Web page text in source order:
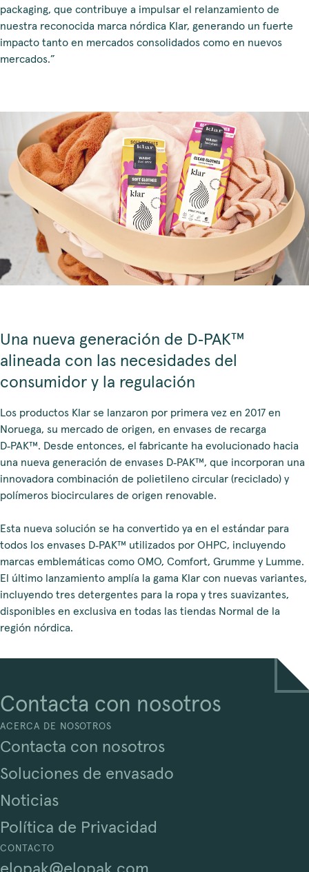
packaging, que contribuye a impulsar el relanzamiento de
nuestra reconocida marca nórdica Klar, generando un fuerte
impacto tanto en mercados consolidados como en nuevos
mercados.”
Una nueva generación de D‑PAK™
alineada con las necesidades del
consumidor y la regulación
Los productos Klar se lanzaron por primera vez en 2017 en
Noruega, su mercado de origen, en envases de recarga
D‑PAK™. Desde entonces, el fabricante ha evolucionado hacia
una nueva generación de envases D‑PAK™, que incorporan una
innovadora combinación de polietileno circular (reciclado) y
polímeros biocirculares de origen renovable.
Esta nueva solución se ha convertido ya en el estándar para
todos los envases D‑PAK™ utilizados por OHPC, incluyendo
marcas emblemáticas como OMO, Comfort, Grumme y Lumme.
El último lanzamiento amplía la gama Klar con nuevas variantes,
incluyendo tres detergentes para la ropa y tres suavizantes,
disponibles en exclusiva en todas las tiendas Normal de la
región nórdica.
Contacta con nosotros
ACERCA DE NOSOTROS
Contacta con nosotros
Soluciones de envasado
Noticias
Política de Privacidad
CONTACTO